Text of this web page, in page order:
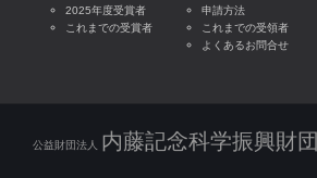
2025年度受賞者
これまでの受賞者
申請方法
これまでの受領者
よくあるお問合せ
公益財団法人 内藤記念科学振興財団